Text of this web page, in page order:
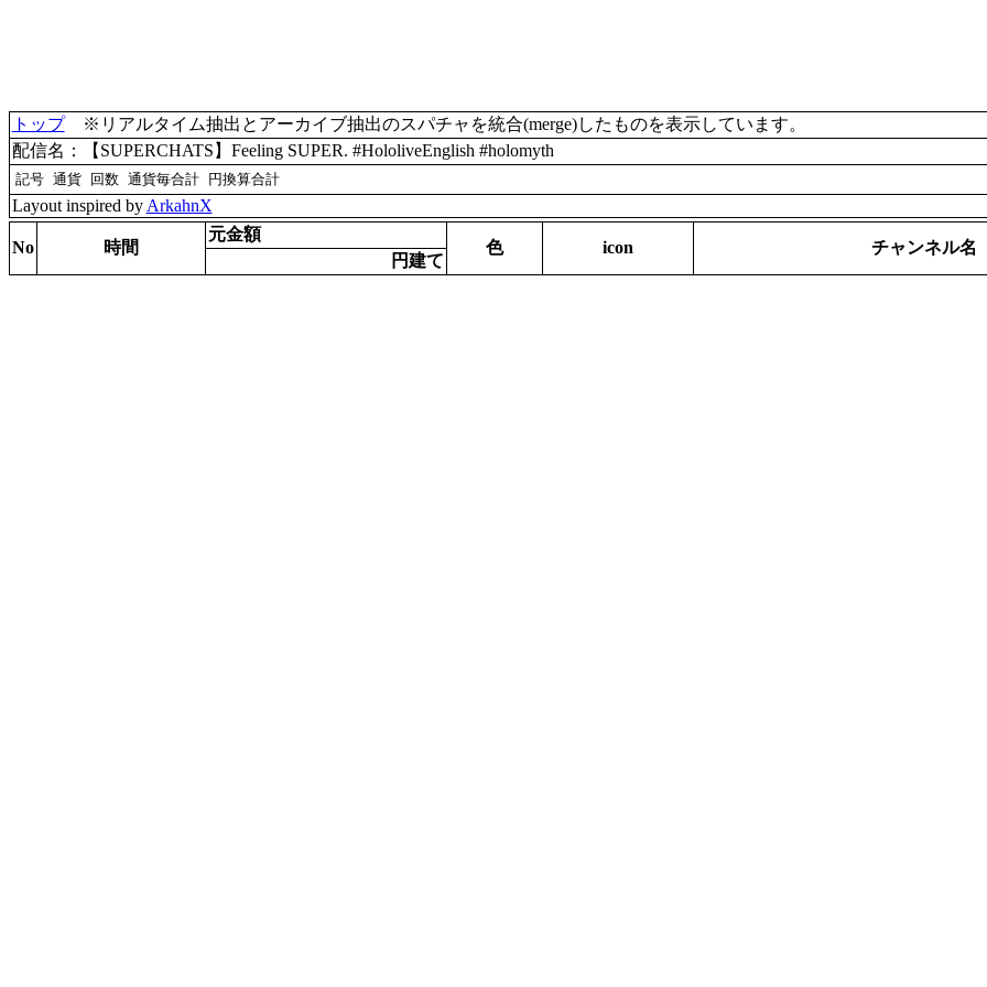
トップ※リアルタイム抽出とアーカイブ抽出のスパチャを統合(merge)したものを表示しています。
配信名：【SUPERCHATS】Feeling SUPER. #HololiveEnglish #holomyth
記号 通貨 回数 通貨毎合計 円換算合計
Layout inspired by ArkahnX
No 時間
元金額
色 icon チャンネル名
円建て